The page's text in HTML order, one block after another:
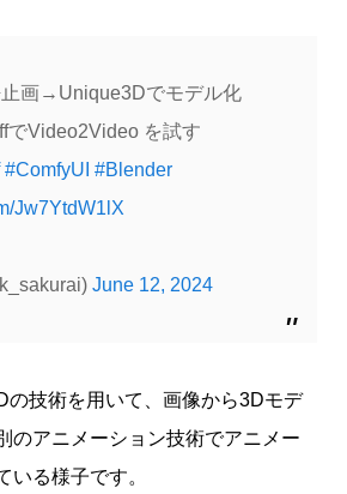
止画→Unique3Dでモデル化
Video2Video を試す
#ComfyUI #Blender
Jw7YtdW1lX
June 12, 2024
の技術を用いて、画像から3Dモデ
のアニメーション技術でアニメー
いる様子です。